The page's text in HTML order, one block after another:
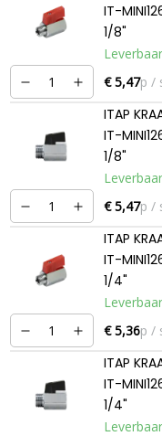
IT-
1/8"
Leverbaar
€ 5,47p /
ITAP
IT-
1/8"
Leverbaar
€ 5,47p /
ITAP
IT-
1/4"
Leverbaar
€ 5,36p /
ITAP
IT-
1/4"
Leverbaar